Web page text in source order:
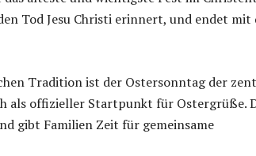
Tod Jesu Christi erinnert, und endet mit
Tradition ist der Ostersonntag der
als offizieller Startpunkt für Ostergrüße.
gibt Familien Zeit für gemeinsame